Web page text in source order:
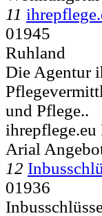
11
01945
Ruhland
Die Agentur
und Pflege..
Arial
12
01936